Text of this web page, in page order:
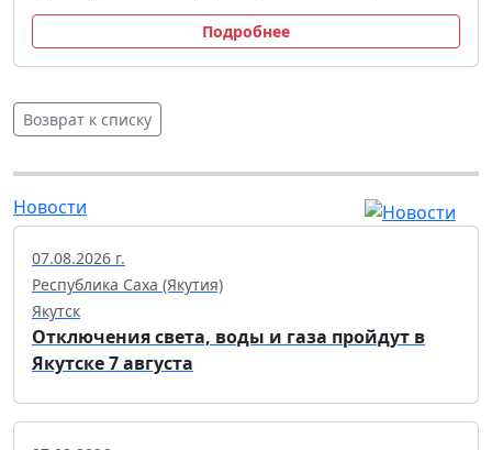
Подробнее
Возврат к списку
Новости
07.08.2026 г.
Республика Саха (Якутия)
Якутск
Отключения света, воды и газа пройдут в
Якутске 7 августа